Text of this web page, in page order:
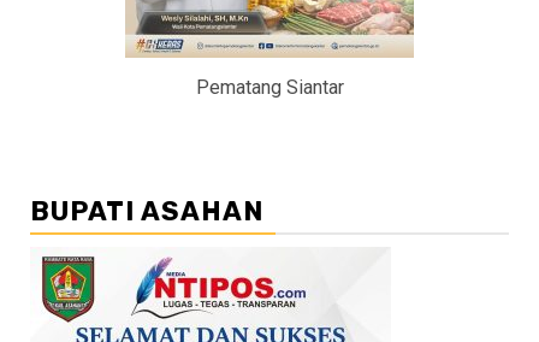
Pematang Siantar
BUPATI ASAHAN